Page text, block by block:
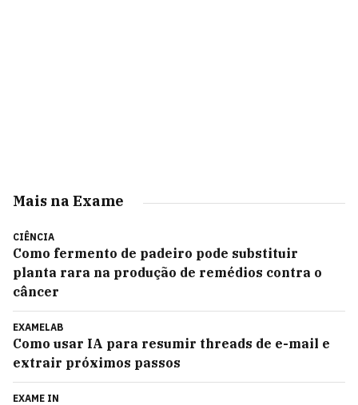
Mais na Exame
CIÊNCIA
Como fermento de padeiro pode substituir
planta rara na produção de remédios contra o
câncer
EXAMELAB
Como usar IA para resumir threads de e-mail e
extrair próximos passos
EXAME IN